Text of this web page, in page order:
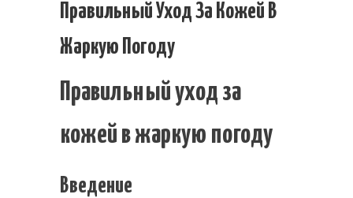
Правильный Уход За Кожей В
Жаркую Погоду
Правильный уход за
кожей в жаркую погоду
Введение